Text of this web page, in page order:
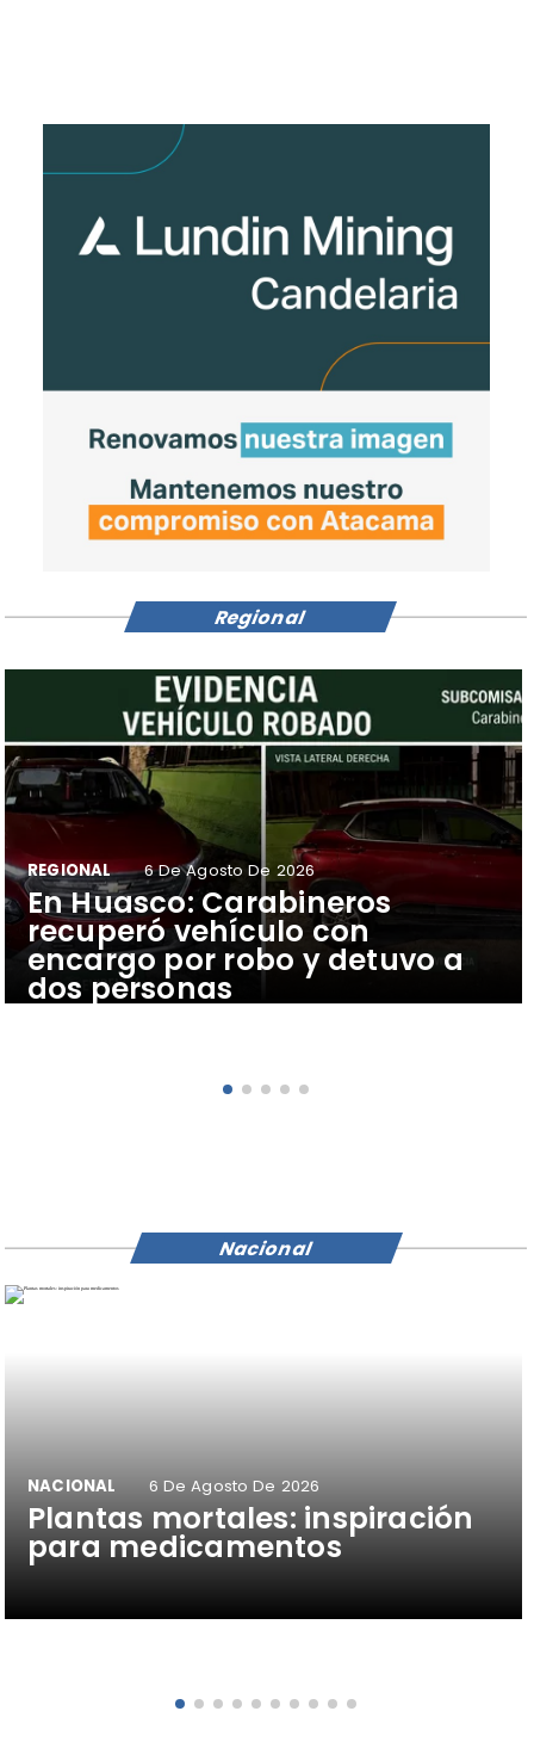
​En Huasco: Carabineros
recuperó vehículo con
encargo por robo y detuvo a
dos personas
REGIONAL 6 De Agosto De 2026
Regional
Plantas mortales: inspiración
para medicamentos
NACIONAL 6 De Agosto De 2026
Nacional